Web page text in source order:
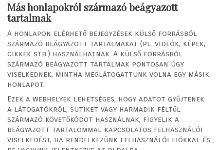
Más honlapokról származó beágyazott
tartalmak
A honlapon elérhető bejegyzések külső forrásból
származó beágyazott tartalmakat (pl. videók, képek,
cikkek stb.) használhatnak. A külső forrásból
származó beágyazott tartalmak pontosan úgy
viselkednek, mintha meglátogattunk volna egy másik
honlapot.
Ezek a webhelyek lehetséges, hogy adatot gyűjtenek
a látogatókról, sütiket vagy harmadik féltől
származó követőkódot használnak, figyelik a
beágyazott tartalommal kapcsolatos felhasználói
viselkedést, ha rendelkezünk felhasználói fiókkal és